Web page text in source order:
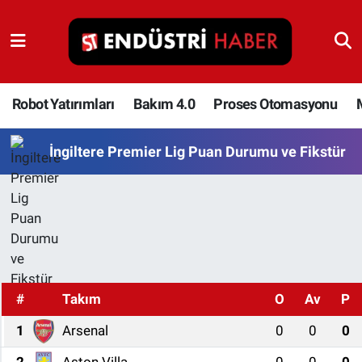
Robot Yatırımları Bakım 4.0 Proses Otomasyonu
İngiltere Premier Lig Puan Durumu ve Fikstür
# Takım O Av
P
1
Arsenal 0 0
0
Robot Yatırımları
Bakım 4.0
Proses Otomasyonu
Makina
İnşaat ve Malzeme
HaberOrtak